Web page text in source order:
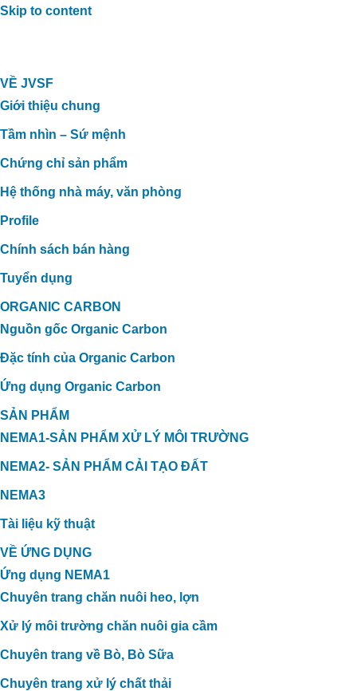
Skip to content
VỀ JVSF
Giới thiệu chung
Tầm nhìn – Sứ mệnh
Chứng chỉ sản phẩm
Hệ thống nhà máy, văn phòng
Profile
Chính sách bán hàng
Tuyển dụng
ORGANIC CARBON
Nguồn gốc Organic Carbon
Đặc tính của Organic Carbon
Ứng dụng Organic Carbon
SẢN PHẨM
NEMA1-SẢN PHẨM XỬ LÝ MÔI TRƯỜNG
NEMA2- SẢN PHẨM CẢI TẠO ĐẤT
NEMA3
Tài liệu kỹ thuật
VỀ ỨNG DỤNG
Ứng dụng NEMA1
Chuyên trang chăn nuôi heo, lợn
Xử lý môi trường chăn nuôi gia cầm
Chuyên trang về Bò, Bò Sữa
Chuyên trang xử lý chất thải